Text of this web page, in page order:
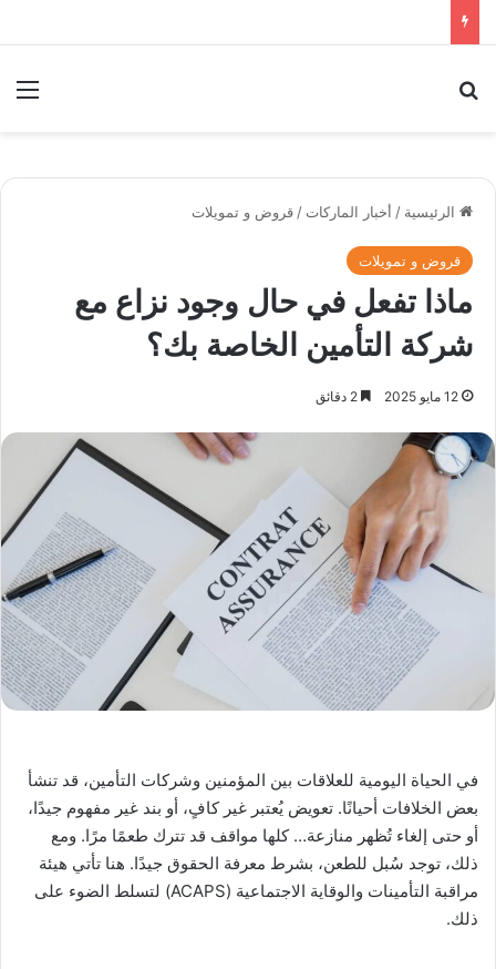
الرئيسية / أخبار الماركات / قروض و تمويلات
قروض و تمويلات
ماذا تفعل في حال وجود نزاع مع
شركة التأمين الخاصة بك؟
12 مايو 2025
في الحياة اليومية للعلاقات بين المؤمنين وشركات التأمين، قد تنشأ
بعض الخلافات أحيانًا. تعويض يُعتبر غير كافٍ، أو بند غير مفهوم جيدًا،
أو حتى إلغاء تُظهر منازعة… كلها مواقف قد تترك طعمًا مرًا. ومع
ذلك، توجد سُبل للطعن، بشرط معرفة الحقوق جيدًا. هنا تأتي هيئة
مراقبة التأمينات والوقاية الاجتماعية (ACAPS) لتسلط الضوء على
ذلك.